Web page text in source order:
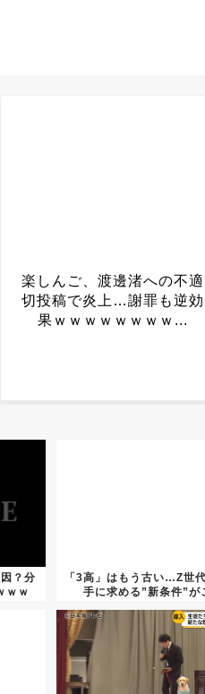
ルート営業ワイ、事務の女
先輩に「営業は楽だね」と
言われてマジで大激怒ｗ...
？分
ｗｗ
「3高」はもう古い…Z世
手に求める”新条件”が